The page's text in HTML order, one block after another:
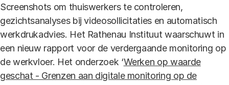
Screenshots om thuiswerkers te controleren,
gezichtsanalyses bij videosollicitaties en automatisch
werkdrukadvies. Het Rathenau Instituut waarschuwt in
een nieuw rapport voor de verdergaande monitoring op
de werkvloer. Het onderzoek ‘Werken op waarde
geschat - Grenzen aan digitale monitoring op de